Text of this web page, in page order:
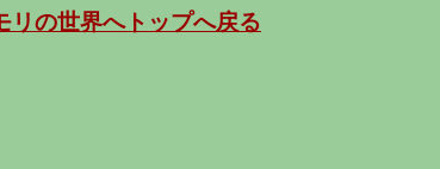
リの世界へトップへ戻る